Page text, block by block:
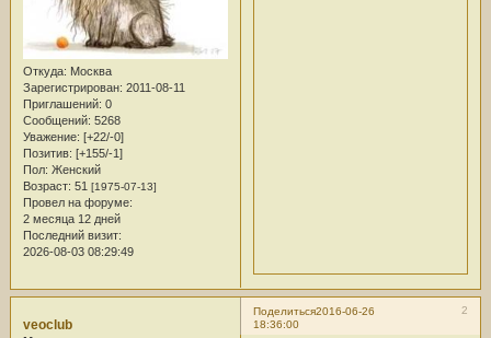
Откуда: Москва
Зарегистрирован: 2011-08-11
Приглашений: 0
Сообщений: 5268
Уважение: [+22/-0]
Позитив: [+155/-1]
Пол: Женский
Возраст: 51 [1975-07-13]
Провел на форуме:
2 месяца 12 дней
Последний визит:
2026-08-03 08:29:49
Поделиться 2
2016-06-26
18:36:00
veoclub